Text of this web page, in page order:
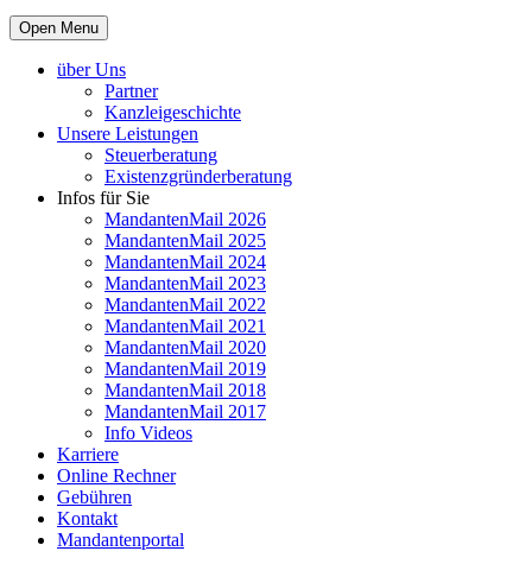
Open Menu
über Uns
Partner
Kanzleigeschichte
Unsere Leistungen
Steuerberatung
Existenzgründerberatung
Infos für Sie
MandantenMail 2026
MandantenMail 2025
MandantenMail 2024
MandantenMail 2023
MandantenMail 2022
MandantenMail 2021
MandantenMail 2020
MandantenMail 2019
MandantenMail 2018
MandantenMail 2017
Info Videos
Karriere
Online Rechner
Gebühren
Kontakt
Mandantenportal